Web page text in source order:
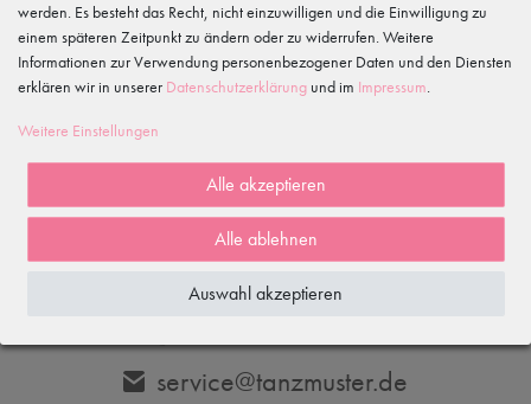
Meine Einwilligung kann ich jederzeit widerrufen.
DU HAST FRAGEN? WIR HELFEN DIR GERNE WEITER.
service@tanzmuster.de
werden. Es besteht das Recht, nicht einzuwilligen und die Einwilligung zu
einem späteren Zeitpunkt zu ändern oder zu widerrufen. Weitere
Informationen zur Verwendung personenbezogener Daten und den Diensten
erklären wir in unserer Daten­schutz­erklärung und im Impressum.
Weitere Einstellungen
Alle akzeptieren
Alle ablehnen
Auswahl akzeptieren